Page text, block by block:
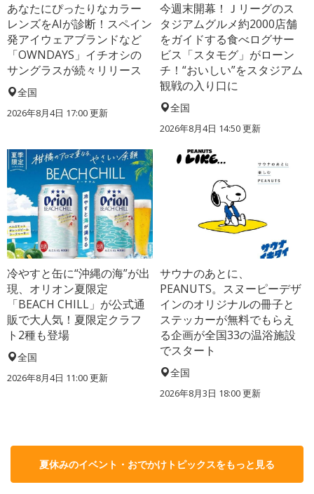
あなたにぴったりなカラー
レンズをAIが診断！スペイン
発アイウェアブランドなど
「OWNDAYS」イチオシの
サングラスが続々リリース
全国
2026年8月4日 17:00更新
今週末開幕！Ｊリーグのス
タジアムグルメ約2000店舗
をガイドする食べログサー
ビス「スタモグ」がローン
チ！“おいしい”をスタジアム
観戦の入り口に
全国
2026年8月4日 14:50更新
冷やすと缶に“沖縄の海”が出
現、オリオン夏限定
「BEACH CHILL」が公式通
販で大人気！夏限定クラフ
ト2種も登場
全国
2026年8月4日 11:00更新
サウナのあとに、
PEANUTS。スヌーピーデザ
インのオリジナルの冊子と
ステッカーが無料でもらえ
る企画が全国33の温浴施設
でスタート
全国
2026年8月3日 18:00更新
夏休みのイベント・おでかけトピックスをもっと見る